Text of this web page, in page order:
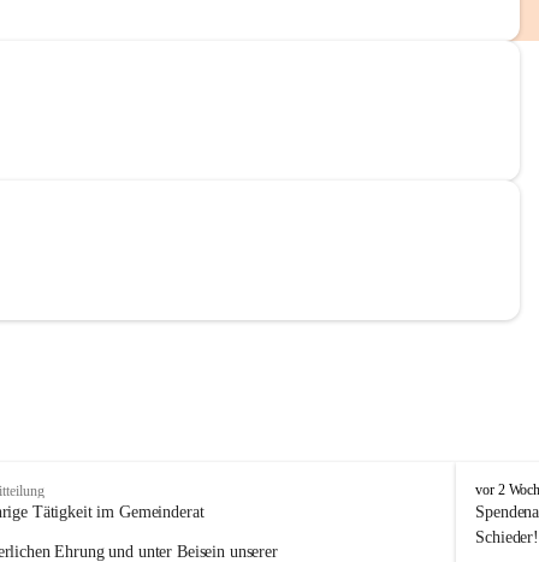
Tätigkeit im Gemeinderat
Ehrung und unter Beisein unserer
B
u
c
vor 2
Schieder!